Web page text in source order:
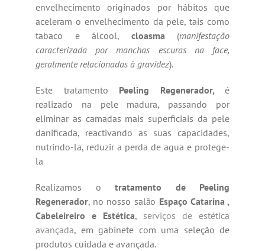
envelhecimento originados por hábitos que
aceleram o envelhecimento da pele, tais como
tabaco e álcool, cloasma(manifestação
caracterizada por manchas escuras na face,
geralmente relacionadas à gravidez).
Este tratamento Peeling Regenerador, é
realizado na pele madura, passando por
eliminar as camadas mais superficiais da pele
danificada, reactivando as suas capacidades,
nutrindo-la, reduzir a perda de agua e protege-
la
Realizamos o tratamento de Peeling
Regenerador, no nosso salão Espaço Catarina ,
Cabeleireiro e Estética, serviços de estética
avançada, em gabinete com uma seleção de
produtos cuidada e avançada.